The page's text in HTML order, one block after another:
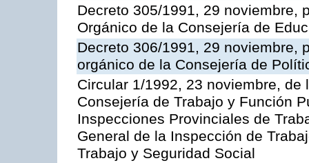
Decreto 305/1991, 29 noviembre,
Orgánico de la Consejería de
Decreto 306/1991, 29 noviembre,
orgánico de la Consejería de
Circular 1/1992, 23 noviembre,
Consejería de Trabajo y Función
Inspecciones Provinciales de
General de la Inspección de
Trabajo y Seguridad Social